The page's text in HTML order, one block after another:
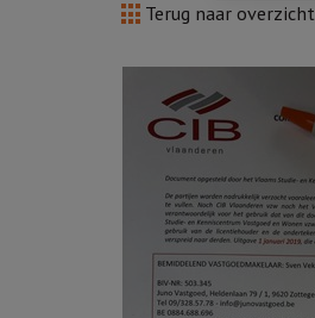
Terug naar overzicht